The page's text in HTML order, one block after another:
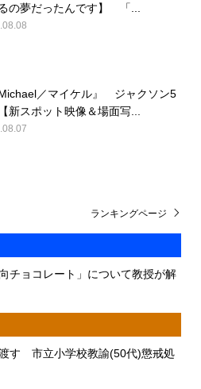
の夢だったんです】 「...
／マイケル』 ジャクソン5
新スポット映像＆場面写...
チョコレート」について教授が解
す 市立小学校教諭(50代)懲戒処
ランキングページ